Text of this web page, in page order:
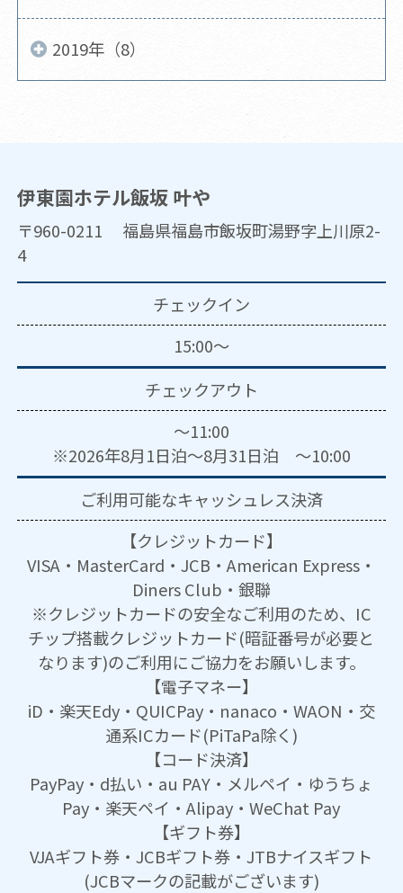
2019年（8）
伊東園ホテル飯坂 叶や
〒960-0211 福島県福島市飯坂町湯野字上川原2-
4
チェックイン
15:00～
チェックアウト
～11:00
※2026年8月1日泊～8月31日泊 ～10:00
ご利用可能なキャッシュレス決済
【クレジットカード】
VISA・MasterCard・JCB・American Express・
Diners Club・銀聯
※クレジットカードの安全なご利用のため、IC
チップ搭載クレジットカード(暗証番号が必要と
なります)のご利用にご協力をお願いします。
【電子マネー】
iD・楽天Edy・QUICPay・nanaco・WAON・交
通系ICカード(PiTaPa除く)
【コード決済】
PayPay・d払い・au PAY・メルペイ・ゆうちょ
Pay・楽天ペイ・Alipay・WeChat Pay
【ギフト券】
VJAギフト券・JCBギフト券・JTBナイスギフト
(JCBマークの記載がございます)